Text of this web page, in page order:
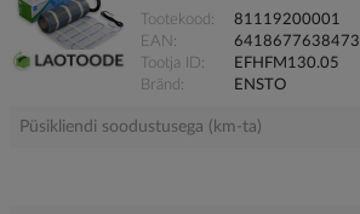
Tootekood
81119200001
EAN
6418677638473
Tootja ID
EFHFM130.05
Bränd
ENSTO
Püsikliendi soodustusega (km-ta)